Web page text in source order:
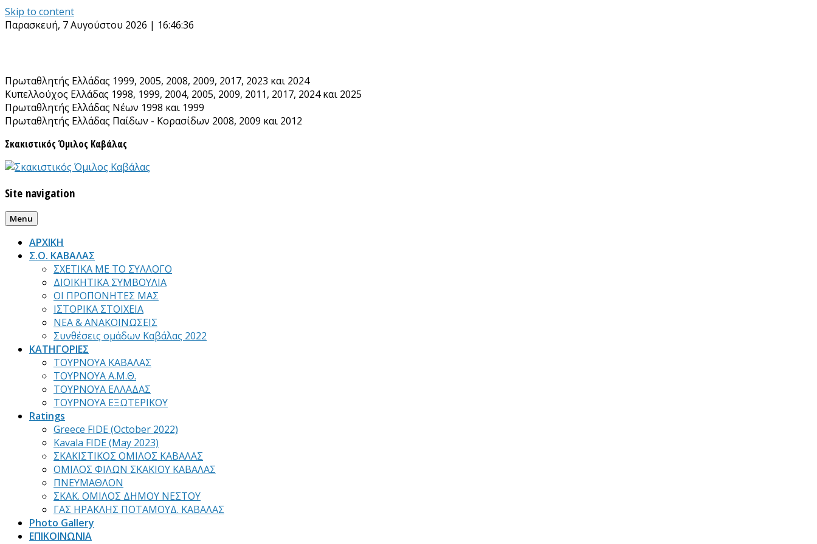
Skip to content
Παρασκευή, 7 Αυγούστου 2026 | 16:46:38
Πρωταθλητής Ελλάδας 1999, 2005, 2008, 2009, 2017, 2023 και 2024
Κυπελλούχος Ελλάδας 1998, 1999, 2004, 2005, 2009, 2011, 2017, 2024 και 2025
Πρωταθλητής Ελλάδας Νέων 1998 και 1999
Πρωταθλητής Ελλάδας Παίδων - Κορασίδων 2008, 2009 και 2012
Σκακιστικός Όμιλος Καβάλας
Site navigation
Menu
ΑΡΧΙΚΗ
Σ.Ο. ΚΑΒΑΛΑΣ
ΣΧΕΤΙΚΑ ΜΕ ΤΟ ΣΥΛΛΟΓΟ
ΔΙΟΙΚΗΤΙΚΑ ΣΥΜΒΟΥΛΙΑ
ΟΙ ΠΡΟΠΟΝΗΤΕΣ ΜΑΣ
ΙΣΤΟΡΙΚΑ ΣΤΟΙΧΕΙΑ
ΝΕΑ & ΑΝΑΚΟΙΝΩΣΕΙΣ
Συνθέσεις ομάδων Καβάλας 2022
ΚΑΤΗΓΟΡΙΕΣ
ΤΟΥΡΝΟΥΑ ΚΑΒΑΛΑΣ
ΤΟΥΡΝΟΥΑ Α.Μ.Θ.
ΤΟΥΡΝΟΥΑ ΕΛΛΑΔΑΣ
ΤΟΥΡΝΟΥΑ ΕΞΩΤΕΡΙΚΟΥ
Ratings
Greece FIDE (October 2022)
Kavala FIDE (May 2023)
ΣΚΑΚΙΣΤΙΚΟΣ ΟΜΙΛΟΣ ΚΑΒΑΛΑΣ
ΟΜΙΛΟΣ ΦΙΛΩΝ ΣΚΑΚΙΟΥ ΚΑΒΑΛΑΣ
ΠΝΕΥΜΑΘΛΟΝ
ΣΚΑΚ. ΟΜΙΛΟΣ ΔΗΜΟΥ ΝΕΣΤΟΥ
ΓΑΣ ΗΡΑΚΛΗΣ ΠΟΤΑΜΟΥΔ. ΚΑΒΑΛΑΣ
Photo Gallery
ΕΠΙΚΟΙΝΩΝΙΑ